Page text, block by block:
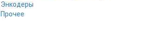
Энкодеры
Прочее